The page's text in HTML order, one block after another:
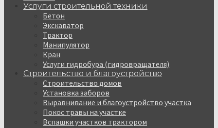
Услуги строительной техники
Бетон
Экскаватор
Трактор
Манипулятор
Кран
Услуги гидробура (гидровращателя)
Строительство и благоустройство
Строительство домов
Установка заборов
Выравнивание и благоустройство участка
Покос травы на участке
Вспашки участков трактором